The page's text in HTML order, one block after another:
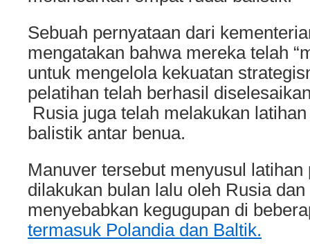
Sebuah pernyataan dari
mengatakan bahwa mereka telah
untuk mengelola kekuatan
pelatihan telah berhasil
Rusia juga telah melakukan
balistik antar benua.
Manuver tersebut menyusul latihan
dilakukan bulan lalu oleh Rusia
menyebabkan kegugupan di
termasuk Polandia dan Baltik.